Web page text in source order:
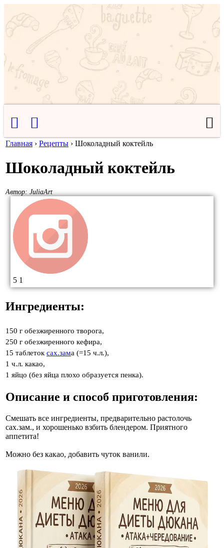
Главная › Рецепты › Шоколадный коктейль
Шоколадный коктейль
Автор: JuliaArt
5 1
Ингредиенты:
150 г обезжиренного творога,
250 г обезжиренного кефира,
15 таблеток сах.зама (=15 ч.л.),
1 ч.л. какао,
1 яйцо (без яйца плохо образуется пенка).
Описание и способ приготовления:
Смешать все ингредиенты, предварительно растолочь
сах.зам., и хорошенько взбить блендером. Приятного
аппетита!
Можно без какао, добавить чуток ванили.